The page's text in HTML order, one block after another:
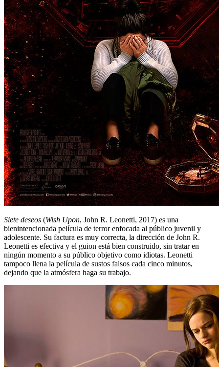
Siete deseos (Wish Upon, John R. Leonetti, 2017) es una
bienintencionada película de terror enfocada al público juvenil y
adolescente. Su factura es muy correcta, la dirección de John R.
Leonetti es efectiva y el guion está bien construido, sin tratar en
ningún momento a su público objetivo como idiotas. Leonetti
tampoco llena la película de sustos falsos cada cinco minutos,
dejando que la atmósfera haga su trabajo.